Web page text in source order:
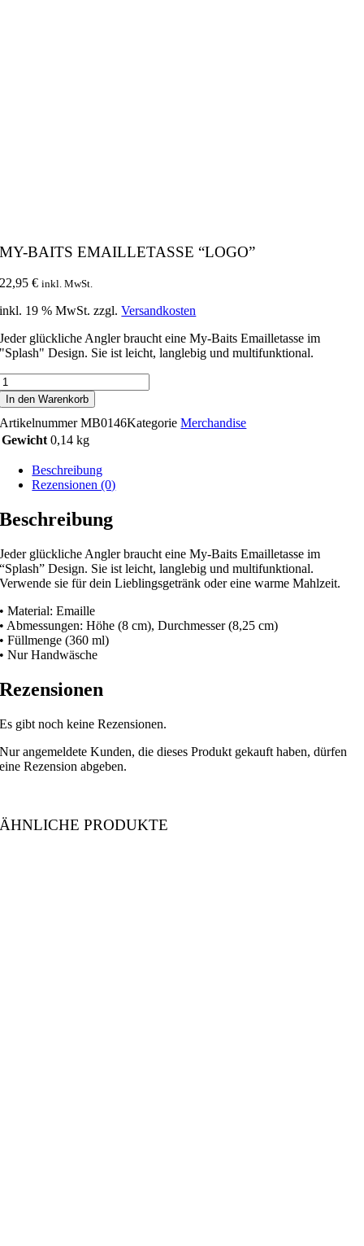
MY-BAITS EMAILLETASSE “LOGO”
22,95€ inkl. MwSt.
inkl. 19 % MwSt. zzgl.Versandkosten
Jeder glückliche Angler braucht eine My-Baits Emailletasse im
"Splash" Design. Sie ist leicht, langlebig und multifunktional.
In den Warenkorb
ArtikelnummerMB0146KategorieMerchandise
Gewicht 0,14 kg
Beschreibung
Rezensionen (0)
Beschreibung
Jeder glückliche Angler braucht eine My-Baits Emailletasse im
“Splash” Design. Sie ist leicht, langlebig und multifunktional.
Verwende sie für dein Lieblingsgetränk oder eine warme Mahlzeit.
• Material: Emaille
• Abmessungen: Höhe (8 cm), Durchmesser (8,25 cm)
• Füllmenge (360 ml)
• Nur Handwäsche
Rezensionen
Es gibt noch keine Rezensionen.
Nur angemeldete Kunden, die dieses Produkt gekauft haben, dürfen
eine Rezension abgeben.
ÄHNLICHE PRODUKTE